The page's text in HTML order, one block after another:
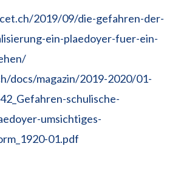
2019/09/die-gefahren-der-
ein-plaedoyer-fuer-ein-
docs/magazin/2019-2020/01-
schulische-
umsichtiges-
01.pdf